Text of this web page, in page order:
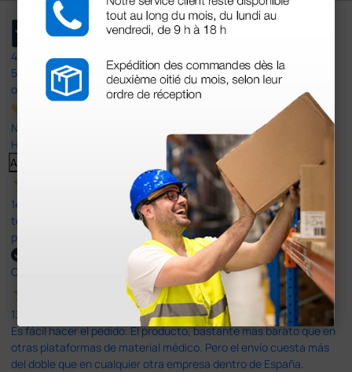
4,4
597
opiniones
Nuestras reseñas de 4 y 5 estrellas.
Haga clic aquí para leerlos todos >
Anterior
14 Jul 2026
todo correcto. podria señalar que un poco caro los portes y el
plazo de entrega se alarga.
Comprador verificado
13 Jul 2026
Es fácil hacer el pedido. El producto, bastante mas barato que en
otras plataformas de material médico. Pero el envío cuesta más
del doble que en cualquier otra empresa dentro de España.